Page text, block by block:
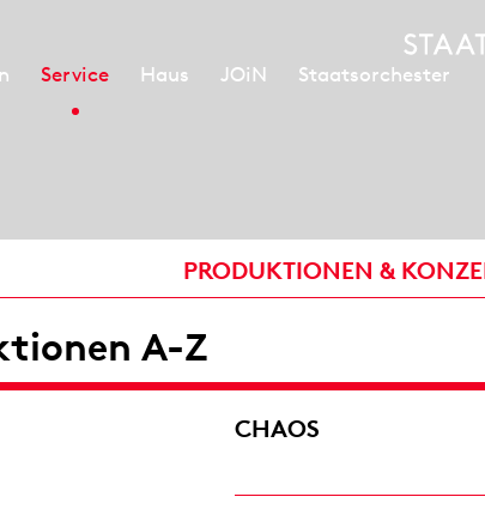
Service Haus JOiN Staatsorchester
PRODUKTIONEN &
A-Z
CHAOS